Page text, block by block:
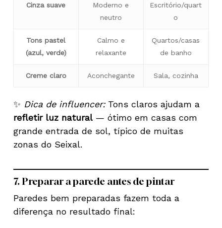
Cinza suave
Moderno e
neutro
Escritório/quart
o
Tons pastel
(azul, verde)
Calmo e
relaxante
Quartos/casas
de banho
Creme claro Aconchegante Sala, cozinha
✨ Dica de influencer:Tons claros ajudam a
refletir luz natural— ótimo em casas com
grande entrada de sol, típico de muitas
zonas do Seixal.
7. Preparar a parede antes de pintar
Paredes bem preparadas fazem toda a
diferença no resultado final: